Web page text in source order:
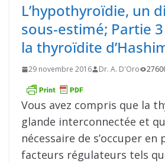
L’hypothyroïdie, un
sous-estimé; Partie
la thyroïdite
29 novembre 2016 Dr. A. D'Oro
Vous avez compris que la
glande interconnectée et
nécessaire de s’occuper
facteurs régulateurs tels